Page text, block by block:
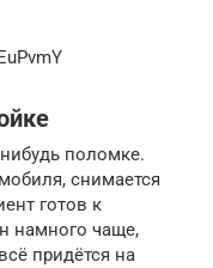
поломке.
снимается
готов к
намного чаще,
придётся на